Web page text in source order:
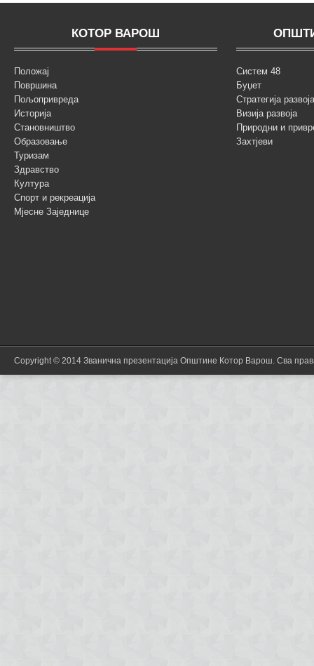
КОТОР ВАРОШ
Положај
Површина
Пољопривреда
Историја
Становништво
Образовање
Туризам
Здравство
Култура
Спорт и рекреација
Мјесне Заједнице
Систем 48
Буџет
Стратегија
Визија развоја
Природни и
Захтјеви
Copyright © 2014 Званична презентација Општине Котор Варош. Сва